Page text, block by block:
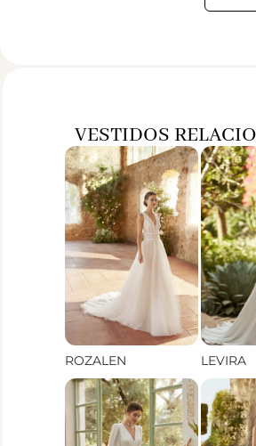
VESTIDOS
ROZALEN LEVIRA